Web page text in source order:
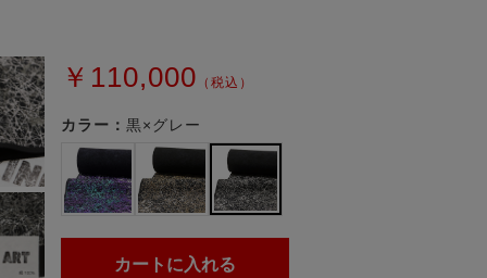
￥110,000 （税込）
カラー： 黒×グレー